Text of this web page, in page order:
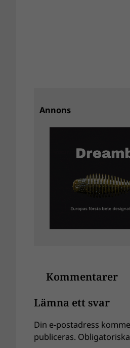
Annons
Kommentarer
Lämna ett svar
Din e-postadress
publiceras.